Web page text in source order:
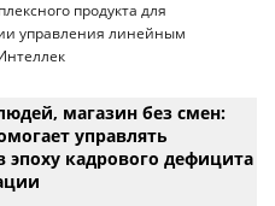
продукта для
управления линейным
магазин без смен:
управлять
эпоху кадрового дефицита